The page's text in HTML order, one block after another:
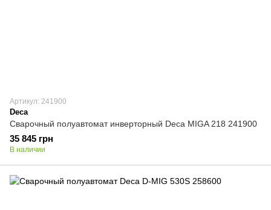
Артикул: 241900
Deca
Сварочный полуавтомат инверторный Deca MIGA 218 241900
35 845 грн
В наличии